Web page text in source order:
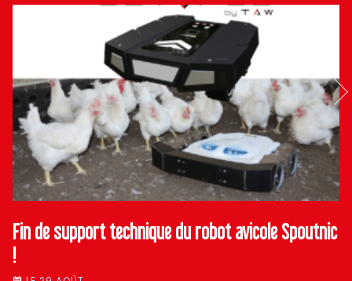
Fin de support technique du robot avicole Spoutnic
!